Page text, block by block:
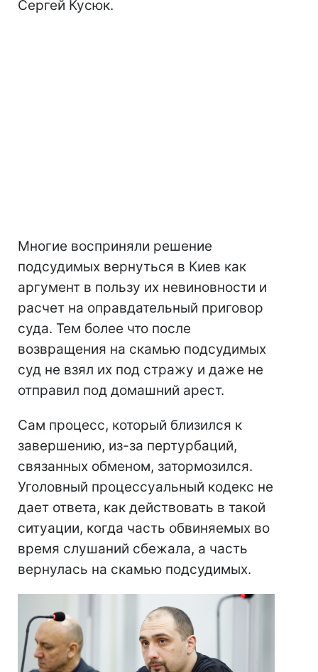
Сергей Кусюк.
Многие восприняли решение
подсудимых вернуться в Киев как
аргумент в пользу их невиновности и
расчет на оправдательный приговор
суда. Тем более что после
возвращения на скамью подсудимых
суд не взял их под стражу и даже не
отправил под домашний арест.
Сам процесс, который близился к
завершению, из-за пертурбаций,
связанных обменом, затормозился.
Уголовный процессуальный кодекс не
дает ответа, как действовать в такой
ситуации, когда часть обвиняемых во
время слушаний сбежала, а часть
вернулась на скамью подсудимых.